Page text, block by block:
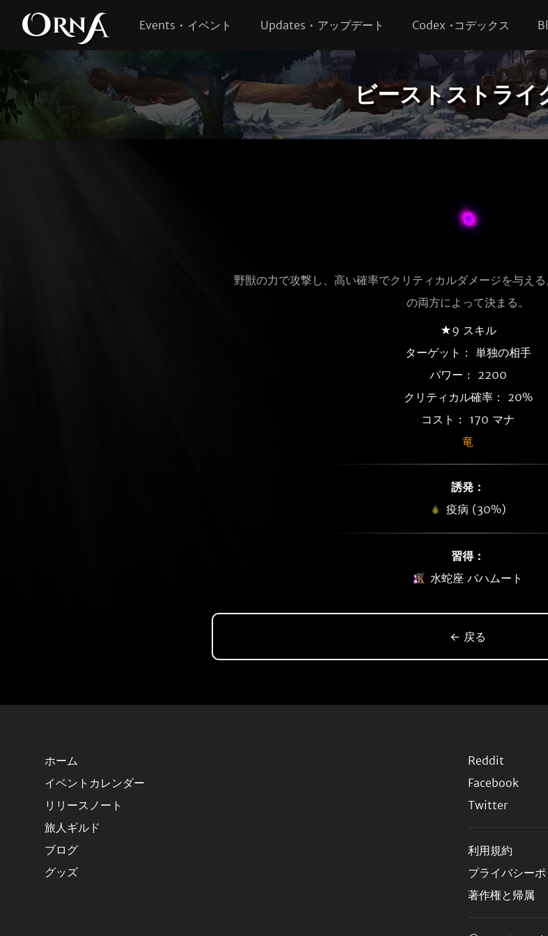
Events • イベント Updates • アップデート Codex •コデックス
ビーストストラ
野獣の力で攻撃し、高い確率でクリティカルダメージを与え
の両方によって決まる。
★9 スキル
ターゲット： 単独の相手
パワー： 2200
クリティカル確率： 20%
コスト： 170 マナ
竜
誘発：
疫病 (30%)
習得：
水蛇座 バハムート
← 戻る
ホーム
イベントカレンダー
リリースノート
旅人ギルド
ブログ
グッズ
Reddit
Facebook
Twitter
利用規約
プライバシー
著作権と帰属